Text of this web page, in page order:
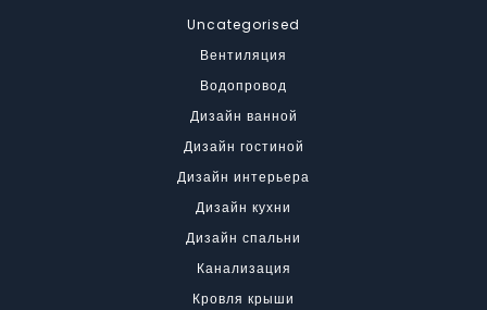
Uncategorised
Вентиляция
Водопровод
Дизайн ванной
Дизайн гостиной
Дизайн интерьера
Дизайн кухни
Дизайн спальни
Канализация
Кровля крыши